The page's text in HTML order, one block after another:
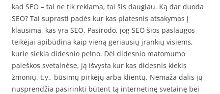
kad SEO – tai ne tik reklama, tai šis daugiau. Ką dar duoda
SEO? Tai suprasti padės kur kas platesnis atsakymas į
klausimą, kas yra SEO. Pasirodo, jog SEO šios paslaugos
teikėjai apibūdina kaip vieną geriausių įrankių visiems,
kurie siekia didesnio pelno. Dėl didesnio matomumo
paieškos svetainėse, ją išvysta kur kas didesnis kiekis
žmonių, t.y., būsimų pirkėjų arba klientų. Nemaža dalis jų
nusprendžia pasirinkti būtent tą internetinę svetainę bei